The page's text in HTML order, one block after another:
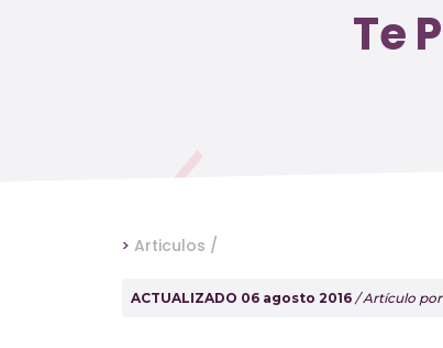
Te
> Articulos /
ACTUALIZADO 06 agosto 2016 / Artículo